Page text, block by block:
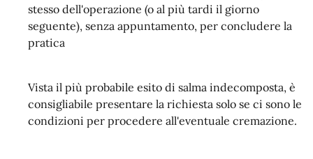
stesso dell'operazione (o al più tardi il giorno
seguente), senza appuntamento, per concludere la
pratica
Vista il più probabile esito di salma indecomposta, è
consigliabile presentare la richiesta solo se ci sono le
condizioni per procedere all'eventuale cremazione.